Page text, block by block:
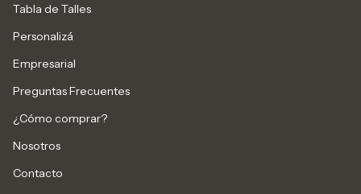
Tabla de Talles
Personalizá
Empresarial
Preguntas Frecuentes
¿Cómo comprar?
Nosotros
Contacto